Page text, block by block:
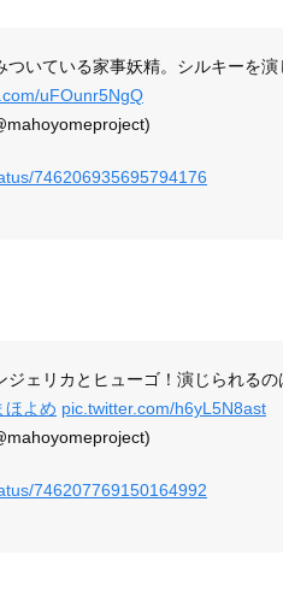
ついている家事妖精。シルキーを
uFOunr5NgQ
746206935695794176
ジェリカとヒューゴ！演じられるの
ほよめ pic.twitter.com/h6yL5N8ast
746207769150164992